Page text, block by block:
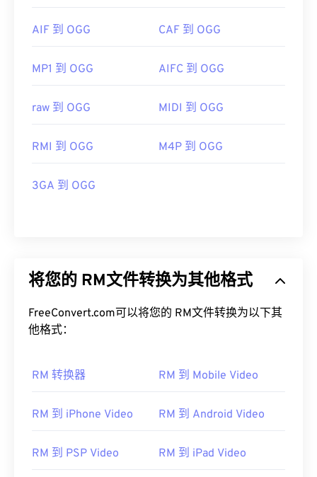
AIF 到 OGG CAF 到 OGG
MP1 到 OGG AIFC 到 OGG
raw 到 OGG MIDI 到 OGG
RMI 到 OGG M4P 到 OGG
3GA 到 OGG
将您的 RM文件转换为其他格式
FreeConvert.com可以将您的 RM文件转换为以下其
他格式：
RM 转换器 RM 到 Mobile Video
RM 到 iPhone Video RM 到 Android Video
RM 到 PSP Video RM 到 iPad Video